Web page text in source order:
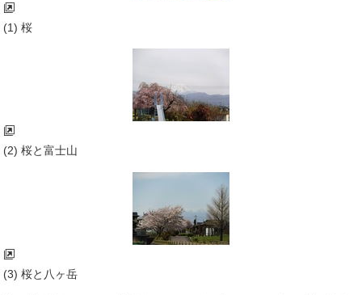
(1) 桜
(2) 桜と富士山
(3) 桜と八ヶ岳